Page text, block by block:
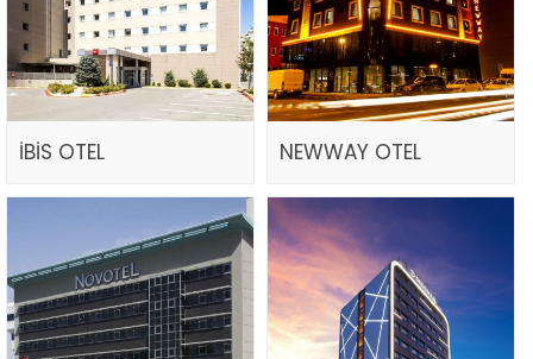
İBİS OTEL NEWWAY OTEL